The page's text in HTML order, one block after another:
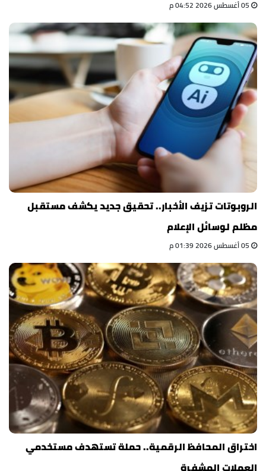
الروبوتات تزيف الأخبار.. تحقيق جديد يكشف مستقبل
مظلم لوسائل الإعلام
اختراق المحافظ الرقمية.. حملة تستهدف مستخدمي
العملات المشفرة